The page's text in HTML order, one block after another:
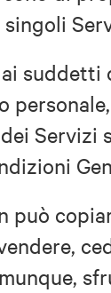
Servizi
può